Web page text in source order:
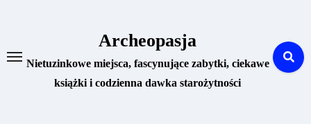
Archeopasja
Nietuzinkowe miejsca, fascynujące zabytki, ciekawe
książki i codzienna dawka starożytności